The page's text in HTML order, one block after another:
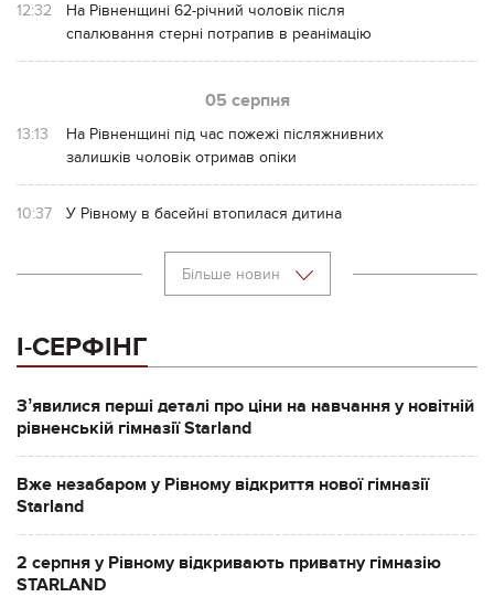
12:32
На Рівненщині 62-річний чоловік після
спалювання стерні потрапив в реанімацію
05 серпня
13:13
На Рівненщині під час пожежі післяжнивних
залишків чоловік отримав опіки
10:37 У Рівному в басейні втопилася дитина
Більше новин
І-СЕРФІНГ
Зʼявилися перші деталі про ціни на навчання у новітній
рівненській гімназії Starland
Вже незабаром у Рівному відкриття нової гімназії
Starland
2 серпня у Рівному відкривають приватну гімназію
STARLAND